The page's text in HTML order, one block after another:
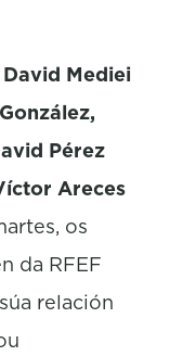
David Mediei
Pérez
Areces
os
da RFEF
relación